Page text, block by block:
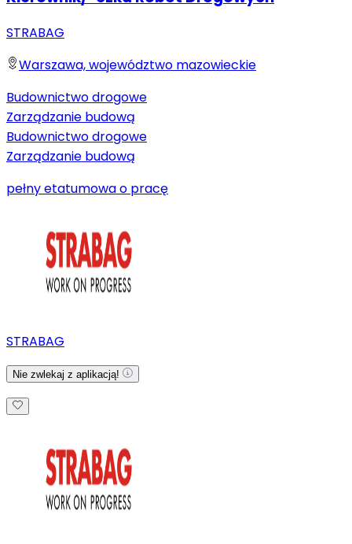
STRABAG
Warszawa, województwo mazowieckie
Budownictwo drogowe
Zarządzanie budową
Budownictwo drogowe
Zarządzanie budową
pełny etatumowa o pracę
STRABAG
Nie zwlekaj z aplikacją!